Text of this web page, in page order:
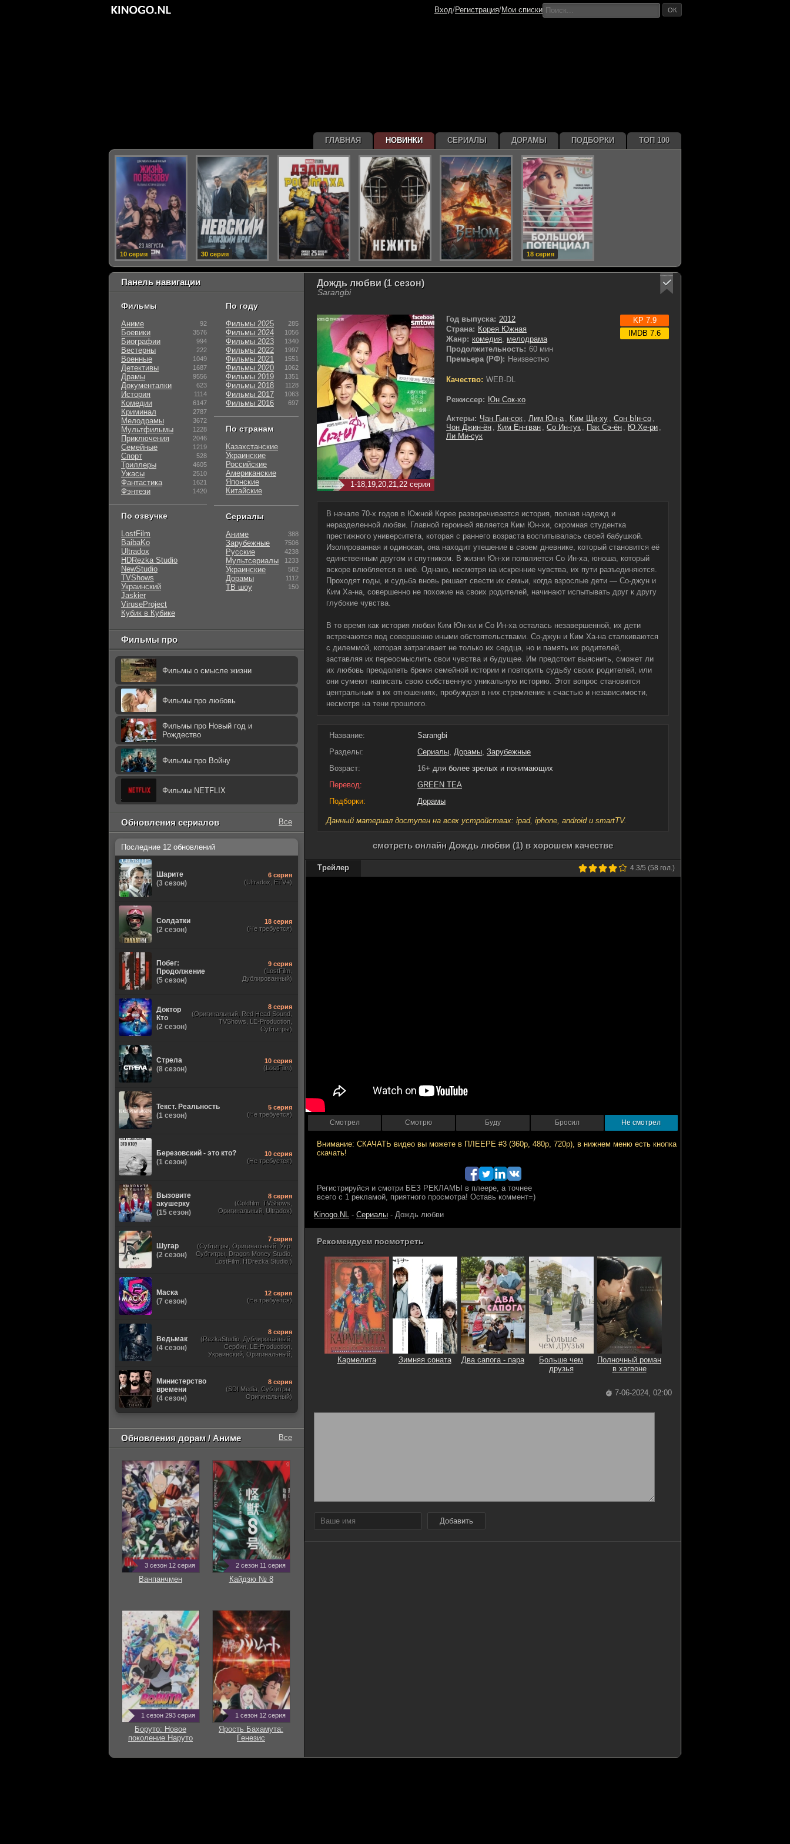
Дождь любви (1 сезон)
Sarangbi
1-18,19,20,21,22 серия
KP 7.9
IMDB 7.6
Год выпуска: 2012
Страна: Корея Южная
Жанр: комедия, мелодрама
Продолжительность: 60 мин
Премьера (РФ): Неизвестно
Качество: WEB-DL
Режиссер: Юн Сок-хо
Актеры: Чан Гын-сок , Лим Юн-а , Ким Щи-ху , Сон Ын-со ,
Чон Джин-ён , Ким Ён-гван , Со Ин-гук , Пак Сэ-ён , Ю Хе-ри ,
Ли Ми-сук
В начале 70-х годов в Южной Корее разворачивается история, полная надежд и
неразделенной любви. Главной героиней является Ким Юн-хи, скромная студентка
престижного университета, которая с раннего возраста воспитывалась своей бабушкой.
Изолированная и одинокая, она находит утешение в своем дневнике, который становится её
единственным другом и спутником. В жизни Юн-хи появляется Со Ин-ха, юноша, который
вскоре влюбляется в неё. Однако, несмотря на искренние чувства, их пути разъединяются.
Проходят годы, и судьба вновь решает свести их семьи, когда взрослые дети — Со-джун и
Ким Ха-на, совершенно не похожие на своих родителей, начинают испытывать друг к другу
глубокие чувства.
В то время как история любви Ким Юн-хи и Со Ин-ха осталась незавершенной, их дети
встречаются под совершенно иными обстоятельствами. Со-джун и Ким Ха-на сталкиваются
с дилеммой, которая затрагивает не только их сердца, но и память их родителей,
заставляя их переосмыслить свои чувства и будущее. Им предстоит выяснить, сможет ли
их любовь преодолеть бремя семейной истории и повторить судьбу своих родителей, или
они сумеют написать свою собственную уникальную историю. Этот вопрос становится
центральным в их отношениях, пробуждая в них стремление к счастью и независимости,
несмотря на тени прошлого.
Название:
Sarangbi
Разделы:
Сериалы, Дорамы, Зарубежные
Возраст:
16+ для более зрелых и понимающих
Перевод:
GREEN TEA
Подборки:
Дорамы
Данный материал доступен на всех устройствах: ipad, iphone, android и smartTV.
смотреть онлайн Дождь любви (1) в хорошем качестве
4.3/5 (58 гол.)
Трейлер
Смотрел Смотрю Буду Бросил Не смотрел
Kinogo.NL - Сериалы - Дождь любви
Рекомендуем посмотреть
Кармелита Зимняя соната Два сапога - пара
Больше чем
друзья
Полночный роман
в хагвоне
7-06-2024, 02:00
Добавить
Панель навигации
Фильмы
Аниме 92
Боевики 3576
Биографии 994
Вестерны 222
Военные 1049
Детективы 1687
Драмы 9556
Документалки 623
История 1114
Комедии 6147
Криминал 2787
Мелодрамы 3672
Мультфильмы 1228
Приключения 2046
Семейные 1219
Спорт 528
Триллеры 4605
Ужасы 2510
Фантастика 1621
Фэнтези 1420
По озвучке
LostFilm
BaibaKo
Ultradox
HDRezka Studio
NewStudio
TVShows
Украинский
Jaskier
ViruseProject
Кубик в Кубике
По году
Фильмы 2025 285
Фильмы 2024 1056
Фильмы 2023 1340
Фильмы 2022 1997
Фильмы 2021 1551
Фильмы 2020 1062
Фильмы 2019 1351
Фильмы 2018 1128
Фильмы 2017 1063
Фильмы 2016 697
По странам
Казахстанские
Украинские
Российские
Американские
Японские
Китайские
Сериалы
Аниме 388
Зарубежные 7506
Русские 4238
Мультсериалы 1233
Украинские 582
Дорамы 1112
ТВ шоу 150
Фильмы про
Фильмы о смысле жизни
Фильмы про любовь
Фильмы про Новый год и
Рождество
Фильмы про Войну
Фильмы NETFLIX
Обновления сериалов Все
Последние 12 обновлений
Шарите
(3 сезон)
6 серия
(Ultradox, ETV+)
Солдатки
(2 сезон)
18 серия
(Не требуется)
Побег:
Продолжение
(5 сезон)
9 серия
(LostFilm,
Дублированный)
Доктор
Кто
(2 сезон)
8 серия
(Оригинальный, Red Head Sound,
TVShows, LE-Production,
Субтитры)
Стрела
(8 сезон)
10 серия
(LostFilm)
Текст. Реальность
(1 сезон)
5 серия
(Не требуется)
Березовский - это кто?
(1 сезон)
10 серия
(Не требуется)
Вызовите
акушерку
(15 сезон)
8 серия
(Coldfilm, TVShows,
Оригинальный, Ultradox)
Шугар
(2 сезон)
7 серия
(Субтитры, Оригинальный, Укр.
Субтитры, Dragon Money Studio,
LostFilm, HDrezka Studio,)
Маска
(7 сезон)
12 серия
(Не требуется)
Ведьмак
(4 сезон)
8 серия
(RezkaStudio, Дублированный,
Сербин, LE-Production,
Украинский, Оригинальный,
Министерство
времени
(4 сезон)
8 серия
(SDI Media, Субтитры,
Оригинальный)
Обновления дорам / Аниме Все
3 сезон 12 серия
Ванпанчмен
2 сезон 11 серия
Кайдзю № 8
1 сезон 293 серия
Боруто: Новое
поколение Наруто
1 сезон 12 серия
Ярость Бахамута:
Гeнезис
ГЛАВНАЯ НОВИНКИ СЕРИАЛЫ ДОРАМЫ ПОДБОРКИ ТОП 100
10 серия 30 серия 18 серия
Вход/Регистрация/Мои списки ОК